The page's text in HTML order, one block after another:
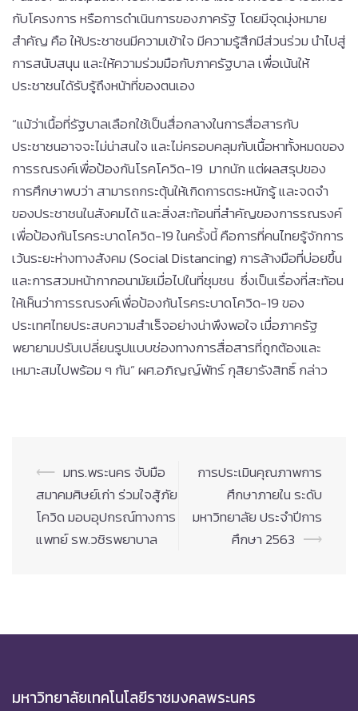
กับโครงการ หรือการดำเนินการของภาครัฐ โดยมีจุดมุ่งหมาย
สำคัญ คือ ให้ประชาชนมีความเข้าใจ มีความรู้สึกมีส่วนร่วม นำไปสู่
การสนับสนุน และให้ความร่วมมือกับภาครัฐบาล เพื่อเน้นให้
ประชาชนได้รับรู้ถึงหน้าที่ของตนเอง
“แม้ว่าเนื้อที่รัฐบาลเลือกใช้เป็นสื่อกลางในการสื่อสารกับ
ประชาชนอาจจะไม่น่าสนใจ และไม่ครอบคลุมกับเนื้อหาทั้งหมดของ
การรณรงค์เพื่อป้องกันโรคโควิด-19 มากนัก แต่ผลสรุปของ
การศึกษาพบว่า สามารถกระตุ้นให้เกิดการตระหนักรู้ และจดจำ
ของประชาชนในสังคมได้ และสิ่งสะท้อนที่สำคัญของการรณรงค์
เพื่อป้องกันโรคระบาดโควิด-19 ในครั้งนี้ คือการที่คนไทยรู้จักการ
เว้นระยะห่างทางสังคม (Social Distancing) การล้างมือที่บ่อยขึ้น
และการสวมหน้ากากอนามัยเมื่อไปในที่ชุมชน ซึ่งเป็นเรื่องที่สะท้อน
ให้เห็นว่าการรณรงค์เพื่อป้องกันโรคระบาดโควิด-19 ของ
ประเทศไทยประสบความสำเร็จอย่างน่าพึงพอใจ เมื่อภาครัฐ
พยายามปรับเปลี่ยนรูปแบบช่องทางการสื่อสารที่ถูกต้องและ
เหมาะสมไปพร้อม ๆ กัน” ผศ.อภิญญ์พัทร์ กุสิยารังสิทธิ์ กล่าว
Post
navigation
⟵ มทร.พระนคร จับมือ
สมาคมศิษย์เก่า ร่วมใจสู้ภัย
โควิด มอบอุปกรณ์ทางการ
แพทย์ รพ.วชิรพยาบาล
การประเมินคุณภาพการ
ศึกษาภายใน ระดับ
มหาวิทยาลัย ประจำปีการ
ศึกษา 2563 ⟶
มหาวิทยาลัยเทคโนโลยีราชมงคลพระนคร